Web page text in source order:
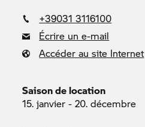
+39031 3116100
Écrire un e-mail
Accéder au site Internet
Saison de location
15. janvier - 20. décembre